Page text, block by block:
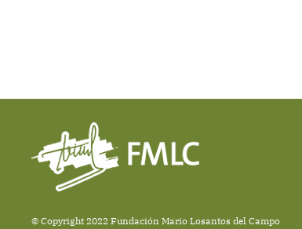
© Copyright 2022 Fundación Mario Losantos del Campo